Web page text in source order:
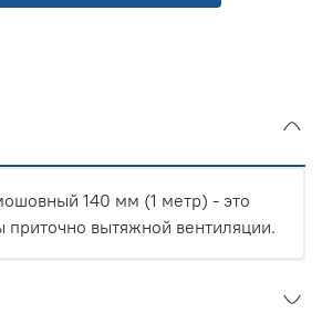
140 мм (1 метр) - это
приточно вытяжной вентиляции.